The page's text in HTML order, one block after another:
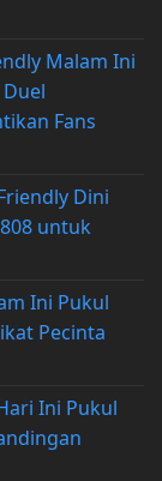
Malam Ini
Fans
Dini
untuk
Ini Pukul
Pecinta
Ini Pukul